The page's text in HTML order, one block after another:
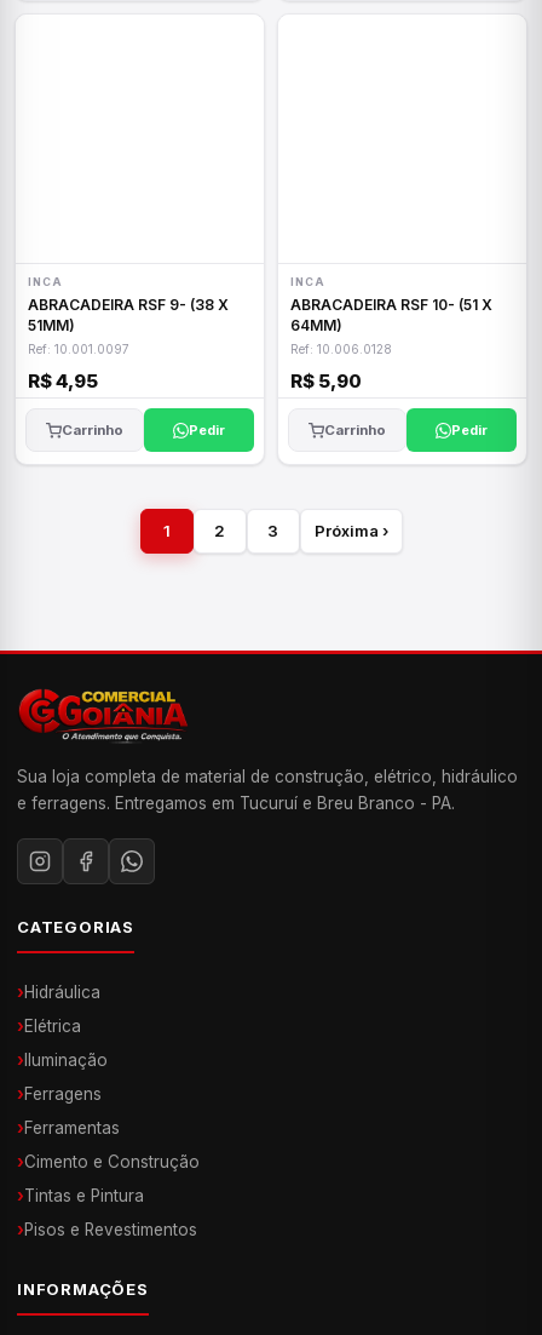
INCA
ABRACADEIRA RSF 9- (38 X
51MM)
Ref: 10.001.0097
R$ 4,95
Carrinho Pedir
INCA
ABRACADEIRA RSF 10- (51 X
64MM)
Ref: 10.006.0128
R$ 5,90
Carrinho Pedir
1 2 3 Próxima ›
Sua loja completa de material de construção, elétrico, hidráulico
e ferragens. Entregamos em Tucuruí e Breu Branco - PA.
CATEGORIAS
›Hidráulica
›Elétrica
› Iluminação
›Ferragens
›Ferramentas
›Cimento e Construção
›Tintas e Pintura
›Pisos e Revestimentos
INFORMAÇÕES